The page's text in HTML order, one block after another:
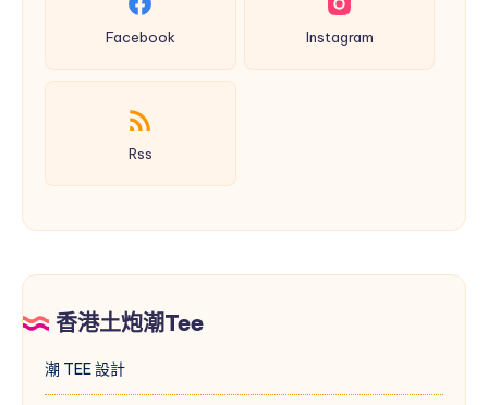
Facebook Instagram
Rss
香港土炮潮Tee
潮 TEE 設計